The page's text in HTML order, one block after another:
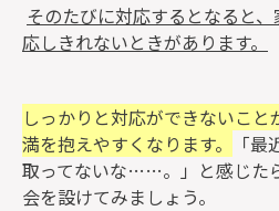
そのたびに対応するとなると
応しきれないときがあります。
しっかりと対応ができないこ
満を抱えやすくなります。
「
取ってないな……。」と感じた
会を設けてみましょう。